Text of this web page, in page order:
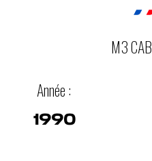
M3
Année :
1990